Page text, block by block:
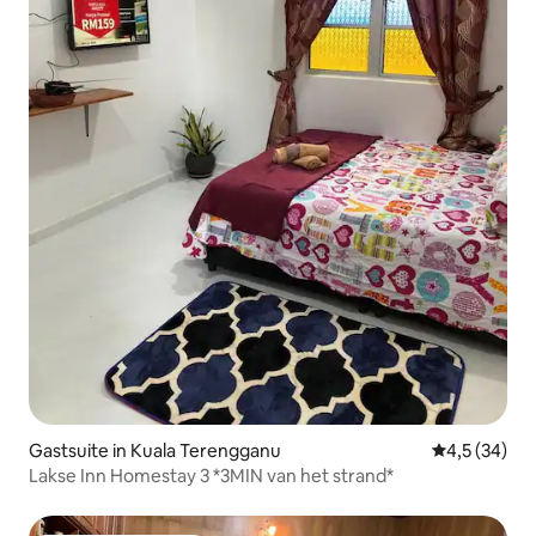
Gastsuite in Kuala Terengganu
4,5 (34)
Lakse Inn Homestay 3 *3MIN van het strand*